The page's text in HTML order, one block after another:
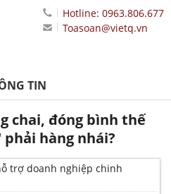
Hotline: 0963.806.677
Toasoan@vietq.vn
TIN
chai, đóng bình thế
hàng nhái?
trợ doanh nghiệp chinh